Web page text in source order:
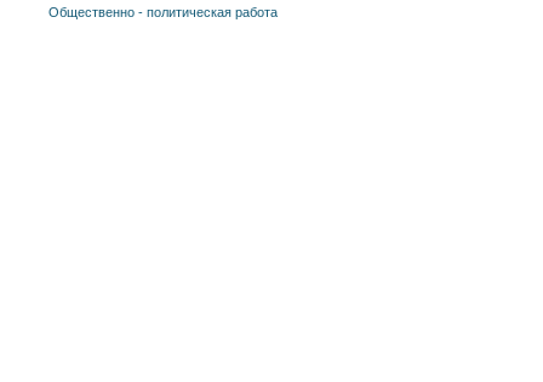
Общественно - политическая работа